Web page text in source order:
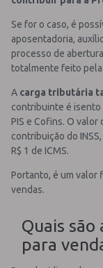
Se for o caso, é
aposentadoria,
processo de
totalmente feito
A carga tributária
contribuinte é isento
PIS e Cofins. O valor
contribuição do
R$ 1 de ICMS.
Portanto, é um valor
vendas.
Quais são
para